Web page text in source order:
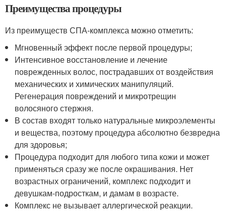
Преимущества процедуры
Из преимуществ СПА-комплекса можно отметить:
Мгновенный эффект после первой процедуры;
Интенсивное восстановление и лечение
поврежденных волос, пострадавших от воздействия
механических и химических манипуляций.
Регенерация повреждений и микротрещин
волосяного стержня.
В состав входят только натуральные микроэлементы
и вещества, поэтому процедура абсолютно безвредна
для здоровья;
Процедура подходит для любого типа кожи и может
применяться сразу же после окрашивания. Нет
возрастных ограничений, комплекс подходит и
девушкам-подросткам, и дамам в возрасте.
Комплекс не вызывает аллергической реакции.